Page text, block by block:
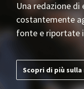
Una redazione
costantemente
fonte e riportate
Scopri di più sulla